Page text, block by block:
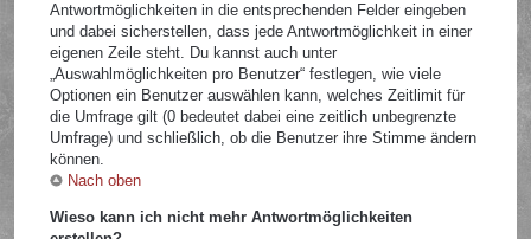
Antwortmöglichkeiten in die entsprechenden Felder eingeben
und dabei sicherstellen, dass jede Antwortmöglichkeit in einer
eigenen Zeile steht. Du kannst auch unter
„Auswahlmöglichkeiten pro Benutzer“ festlegen, wie viele
Optionen ein Benutzer auswählen kann, welches Zeitlimit für
die Umfrage gilt (0 bedeutet dabei eine zeitlich unbegrenzte
Umfrage) und schließlich, ob die Benutzer ihre Stimme ändern
können.
Nach oben
Wieso kann ich nicht mehr Antwortmöglichkeiten